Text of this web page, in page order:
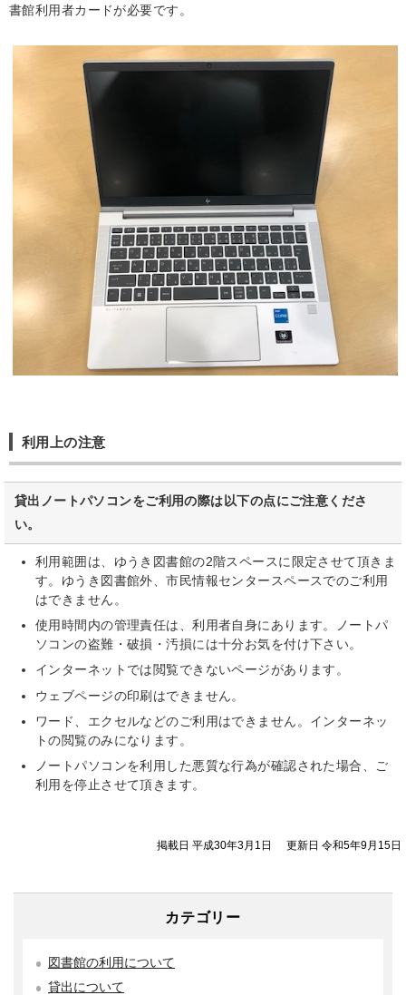
書館利用者カードが必要です。
利用上の注意
貸出ノートパソコンをご利用の際は以下の点にご注意くださ
い。
利用範囲は、ゆうき図書館の2階スペースに限定させて頂きま
す。ゆうき図書館外、市民情報センタースペースでのご利用
はできません。
使用時間内の管理責任は、利用者自身にあります。ノートパ
ソコンの盗難・破損・汚損には十分お気を付け下さい。
インターネットでは閲覧できないページがあります。
ウェブページの印刷はできません。
ワード、エクセルなどのご利用はできません。インターネッ
トの閲覧のみになります。
ノートパソコンを利用した悪質な行為が確認された場合、ご
利用を停止させて頂きます。
掲載日 平成30年3月1日 更新日 令和5年9月15日
カテゴリー
図書館の利用について
貸出について